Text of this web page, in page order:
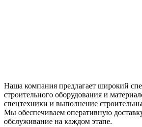
Наша компания предлагает широкий
строительного оборудования и
спецтехники и выполнение
Мы обеспечиваем оперативную
обслуживание на каждом этапе.